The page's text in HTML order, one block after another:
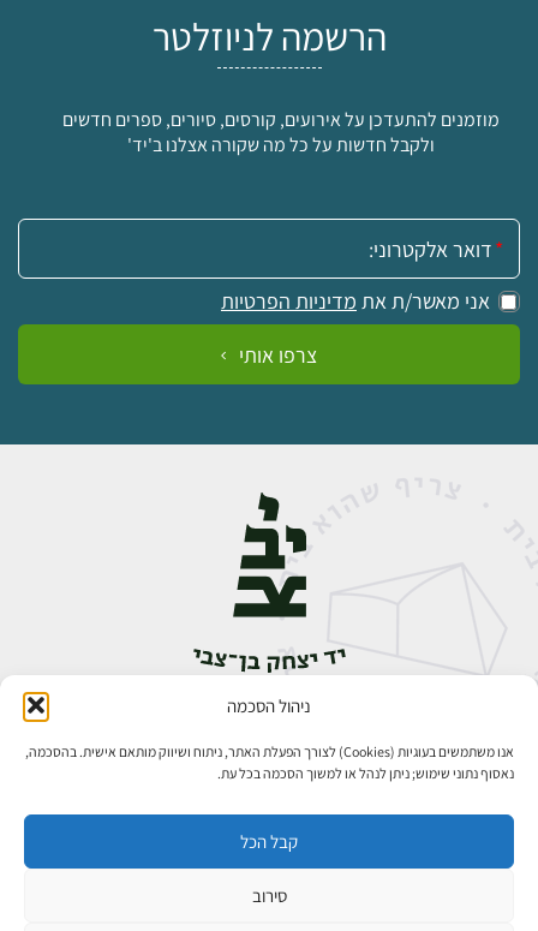
ניהול הסכמה
אנו משתמשים בעוגיות (Cookies) לצורך הפעלת האתר, ניתוח ושיווק מותאם אישית. בהסכמה,
נאסוף נתוני שימוש; ניתן לנהל או למשוך הסכמה בכל עת.
קבל הכל
סירוב
הרשמה לניוזלטר
מוזמנים להתעדכן על אירועים, קורסים, סיורים, ספרים חדשים
ולקבל חדשות על כל מה שקורה אצלנו ב'יד'
אימייל:
אני מאשר/ת את מדיניות הפרטיות
צרפו אותי
אבן גבירול 14, רחביה, ירושלים